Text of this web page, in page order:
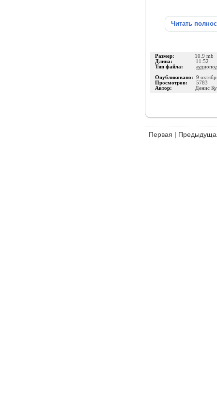
Читать
Размер: 10.9 mb
Длина: 11:52
Тип файла:
Опубликовано: 9
Просмотров: 5783
Автор: Денис
Первая |